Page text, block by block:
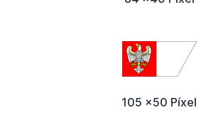
105 x50 Píxel